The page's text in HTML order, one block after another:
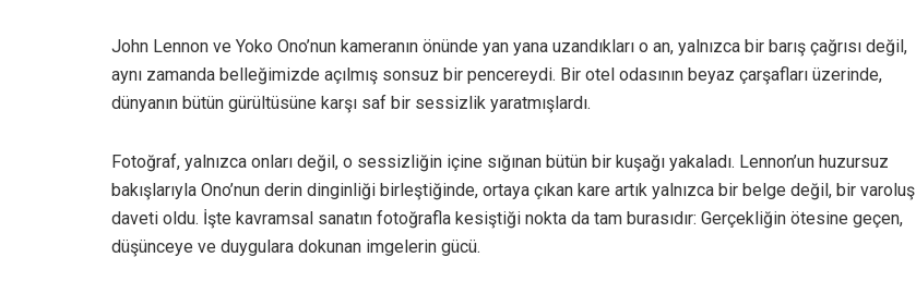
John Lennon ve Yoko Ono’nun kameranın önünde yan yana uzandıkları o an, yalnızca bir barış çağrısı değil,
aynı zamanda belleğimizde açılmış sonsuz bir pencereydi. Bir otel odasının beyaz çarşafları üzerinde,
dünyanın bütün gürültüsüne karşı saf bir sessizlik yaratmışlardı.
Fotoğraf, yalnızca onları değil, o sessizliğin içine sığınan bütün bir kuşağı yakaladı. Lennon’un huzursuz
bakışlarıyla Ono’nun derin dinginliği birleştiğinde, ortaya çıkan kare artık yalnızca bir belge değil, bir varoluş
daveti oldu. İşte kavramsal sanatın fotoğrafla kesiştiği nokta da tam burasıdır: Gerçekliğin ötesine geçen,
düşünceye ve duygulara dokunan imgelerin gücü.